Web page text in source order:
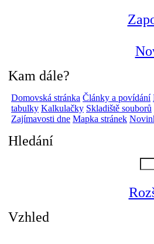
Kam dále?
Domovská stránka Články a povídání
tabulky Kalkulačky Skladiště souborů
Zajímavosti dne Mapka stránek
Hledání
Vzhled